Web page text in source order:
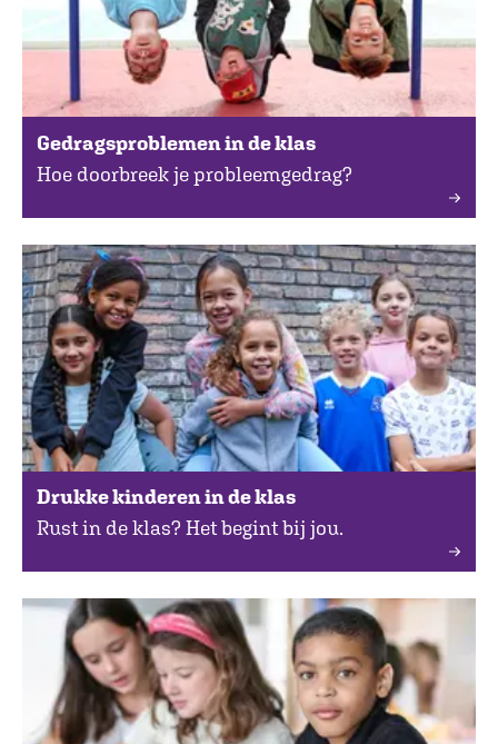
Gedragsproblemen in de klas
Hoe doorbreek je probleemgedrag?
Drukke kinderen in de klas
Rust in de klas? Het begint bij jou.